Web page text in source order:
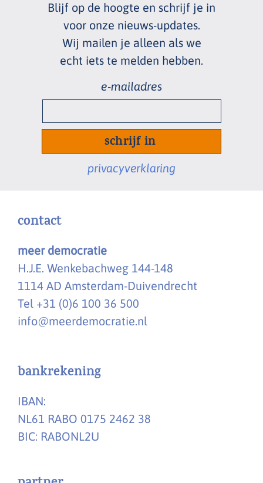
Blijf op de hoogte en schrijf je in
voor onze nieuws-updates.
Wij mailen je alleen als we
echt iets te melden hebben.
mailadres
privacyverklaring
contact
meer democratie
H.J.E. Wenkebachweg 144-148
1114 AD Amsterdam-Duivendrecht
Tel +31 (0)6 100 36 500
info@meerdemocratie.nl
bankrekening
IBAN:
NL61 RABO 0175 2462 38
BIC: RABONL2U